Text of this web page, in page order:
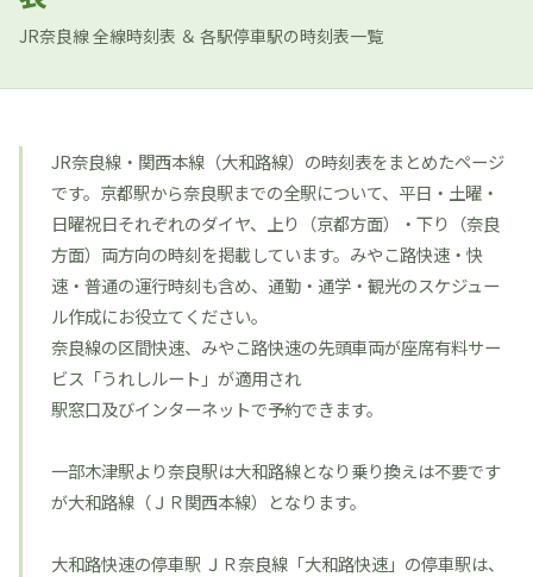
JR奈良線 全線時刻表 ＆ 各駅停車駅の時刻表一覧
JR奈良線・関西本線（大和路線）の時刻表をまとめたページ
です。京都駅から奈良駅までの全駅について、平日・土曜・
日曜祝日それぞれのダイヤ、上り（京都方面）・下り（奈良
方面）両方向の時刻を掲載しています。みやこ路快速・快
速・普通の運行時刻も含め、通勤・通学・観光のスケジュー
ル作成にお役立てください。
奈良線の区間快速、みやこ路快速の先頭車両が座席有料サー
ビス「うれしルート 」が適用され
駅窓口及びインターネットで予約できます。
一部木津駅より奈良駅は大和路線となり乗り換えは不要です
が大和路線（ＪＲ関西本線）となります。
大和路快速の停車駅 ＪＲ奈良線「大和路快速」の停車駅は、